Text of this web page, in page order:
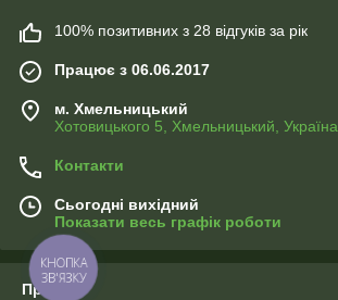
100% позитивних з 28 відгуків за рік
Працює з 06.06.2017
м. Хмельницький
Хотовицького 5, Хмельницький, Україна
Контакти
Сьогодні вихідний
Показати весь графік роботи
Про нас
КНОПКА
ЗВ'ЯЗКУ